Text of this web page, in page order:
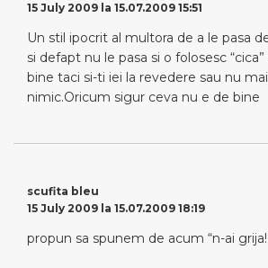
15 July 2009 la 15.07.2009 15:51
Un stil ipocrit al multora de a le pasa
si defapt nu le pasa si o folosesc
bine taci si-ti iei la revedere sau nu
nimic.Oricum sigur ceva nu e de bine
scufita bleu
15 July 2009 la 15.07.2009 18:19
propun sa spunem de acum “n-ai